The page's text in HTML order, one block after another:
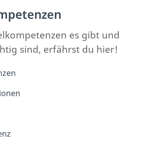
es gibt und
sind, erfährst du hier!